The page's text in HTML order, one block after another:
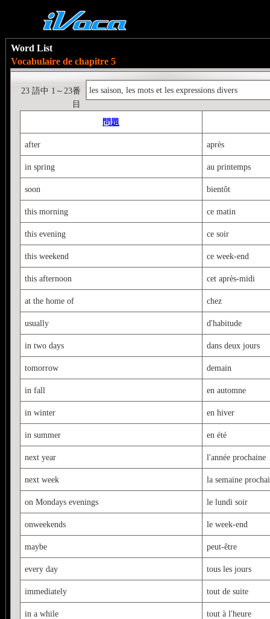
Word List
Vocabulaire de chapitre 5
les saison, les mots et les expressions divers
23 語中 1～23番
目
問題
after après
in spring au printemps
soon bientôt
this morning ce matin
this evening ce soir
this weekend ce week-end
this afternoon cet après-midi
at the home of chez
usually d'habitude
in two days dans deux jours
tomorrow demain
in fall en automne
in winter en hiver
in summer en été
next year l'année prochaine
next week la semaine
on Mondays evenings le lundi soir
onweekends le week-end
maybe peut-être
every day tous les jours
immediately tout de suite
in a while tout à l'heure